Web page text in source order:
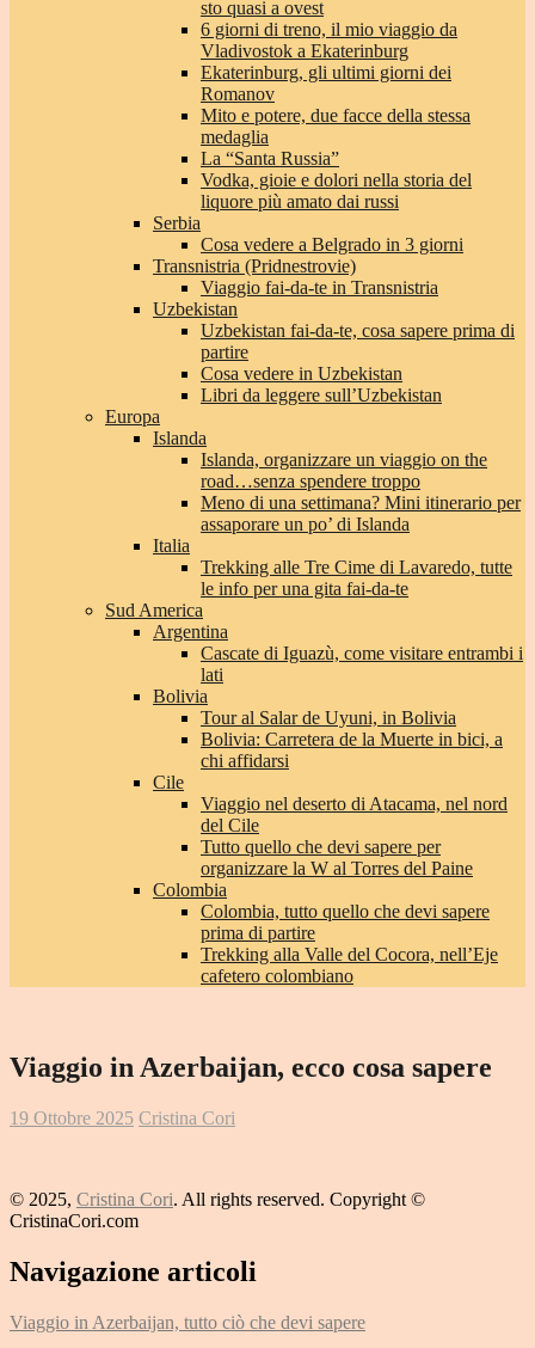
sto quasi a ovest
6 giorni di treno, il mio viaggio da
Vladivostok a Ekaterinburg
Ekaterinburg, gli ultimi giorni dei
Romanov
Mito e potere, due facce della stessa
medaglia
La “Santa Russia”
Vodka, gioie e dolori nella storia del
liquore più amato dai russi
Serbia
Cosa vedere a Belgrado in 3 giorni
Transnistria (Pridnestrovie)
Viaggio fai-da-te in Transnistria
Uzbekistan
Uzbekistan fai-da-te, cosa sapere prima di
partire
Cosa vedere in Uzbekistan
Libri da leggere sull’Uzbekistan
Europa
Islanda
Islanda, organizzare un viaggio on the
road…senza spendere troppo
Meno di una settimana? Mini itinerario per
assaporare un po’ di Islanda
Italia
Trekking alle Tre Cime di Lavaredo, tutte
le info per una gita fai-da-te
Sud America
Argentina
Cascate di Iguazù, come visitare entrambi i
lati
Bolivia
Tour al Salar de Uyuni, in Bolivia
Bolivia: Carretera de la Muerte in bici, a
chi affidarsi
Cile
Viaggio nel deserto di Atacama, nel nord
del Cile
Tutto quello che devi sapere per
organizzare la W al Torres del Paine
Colombia
Colombia, tutto quello che devi sapere
prima di partire
Trekking alla Valle del Cocora, nell’Eje
cafetero colombiano
Viaggio in Azerbaijan, ecco cosa sapere
19 Ottobre 2025 Cristina Cori
© 2025, Cristina Cori. All rights reserved. Copyright ©
CristinaCori.com
Navigazione articoli
Viaggio in Azerbaijan, tutto ciò che devi sapere